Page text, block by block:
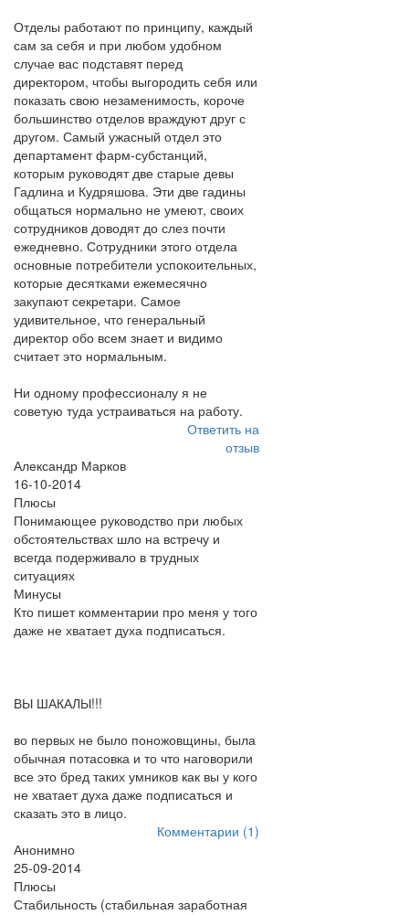
Отделы работают по принципу, каждый
сам за себя и при любом удобном
случае вас подставят перед
директором, чтобы выгородить себя или
показать свою незаменимость, короче
большинство отделов враждуют друг с
другом. Самый ужасный отдел это
департамент фарм-субстанций,
которым руководят две старые девы
Гадлина и Кудряшова. Эти две гадины
общаться нормально не умеют, своих
сотрудников доводят до слез почти
ежедневно. Сотрудники этого отдела
основные потребители успокоительных,
которые десятками ежемесячно
закупают секретари. Самое
удивительное, что генеральный
директор обо всем знает и видимо
считает это нормальным.
Ни одному профессионалу я не
советую туда устраиваться на работу.
Ответить на
отзыв
Александр Марков
16-10-2014
Плюсы
Понимающее руководство при любых
обстоятельствах шло на встречу и
всегда подерживало в трудных
ситуациях
Минусы
Кто пишет комментарии про меня у того
даже не хватает духа подписаться.
ВЫ ШАКАЛЫ!!!
во первых не было поножовщины, была
обычная потасовка и то что наговорили
все это бред таких умников как вы у кого
не хватает духа даже подписаться и
сказать это в лицо.
Комментарии (1)
Анонимно
25-09-2014
Плюсы
Стабильность (стабильная заработная